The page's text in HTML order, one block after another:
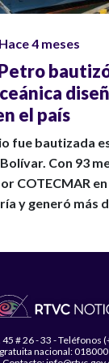
Hace 4 meses
el país
fue bautizada
Con 93
COTECMAR en
y generó más
45 # 26 - 33 -
nacional: